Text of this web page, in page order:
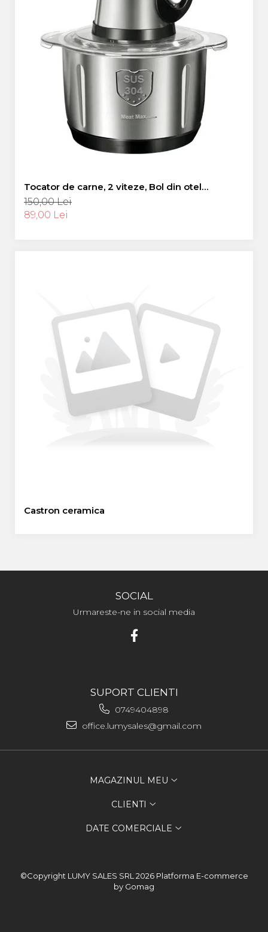
Tocator de carne, 2 viteze, Bol din otel
inoxidabil 5L, 220V 500W, 5 lame, + cadou
150,00 Lei
89,00 Lei
Castron ceramica
SOCIAL
Urmareste-ne in social media
SUPORT CLIENTI
0749404898
office.lumysales@gmail.com
MAGAZINUL MEU
CLIENTI
DATE COMERCIALE
©Copyright LUMY SALES SRL 2026 Platforma E-commerce
by Gomag